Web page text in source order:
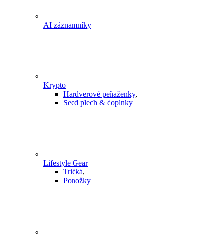
AI záznamníky
Krypto
Hardverové peňaženky,
Seed plech & doplnky
Lifestyle Gear
Tričká,
Ponožky